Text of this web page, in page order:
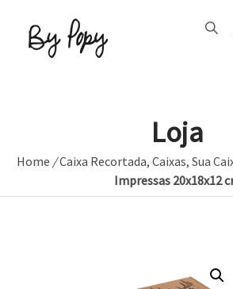
Loja
Home /Caixa Recortada, Caixas, Sua
Impressas 20x18x12